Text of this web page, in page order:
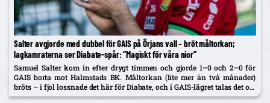
Salter avgjorde med dubbel för GAIS på Örjans vall – bröt måltorkan;
lagkamraterna ser Diabate-spår: ”Magiskt för våra nior”
Samuel Salter kom in efter drygt timmen och gjorde 1–0 och 2–0 för
GAIS borta mot Halmstads BK. Måltorkan (lite mer än två månader)
bröts – i fjol lossnade det här för Diabate, och i GAIS-lägret talas det om
en...